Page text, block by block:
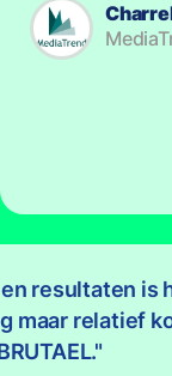
resultaten is
maar relatief